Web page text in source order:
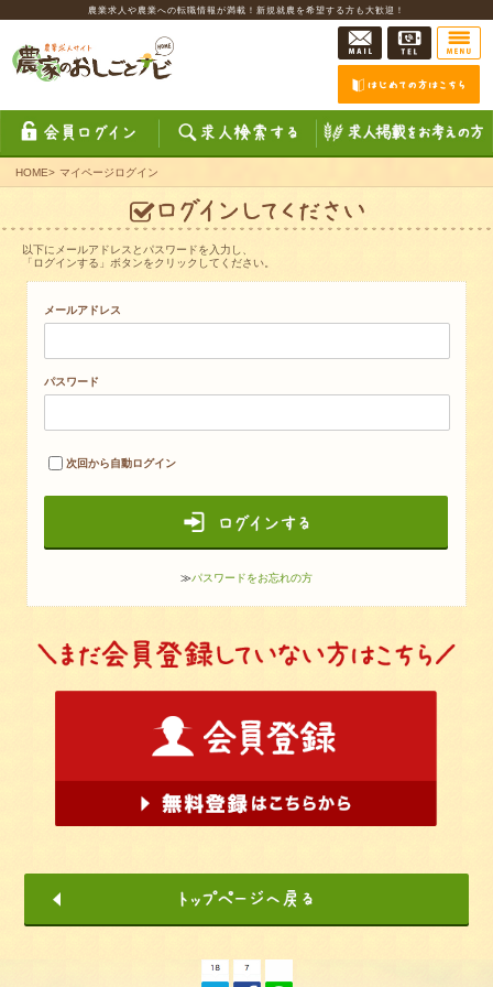
農業求人や農業への転職情報が満載！新規就農を希望する方も大歓迎！
HOME> マイページログイン
以下にメールアドレスとパスワードを入力し、
「ログインする」ボタンをクリックしてください。
メールアドレス
パスワード
次回から自動ログイン
≫パスワードをお忘れの方